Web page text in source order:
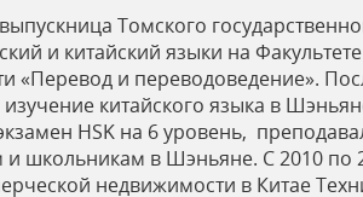
Томского
и китайский языки на Факультете
«Перевод и переводоведение».
китайского языка в
HSK на 6 уровень,
и школьникам в Шэньяне. С 2010 по
недвижимости в Китае